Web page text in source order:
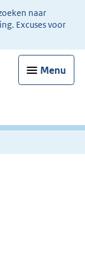
naar
Excuses voor
Menu